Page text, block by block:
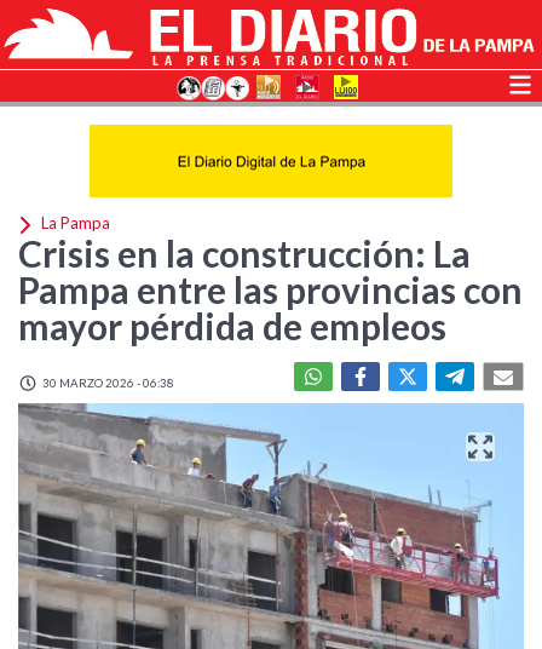
La Pampa
Crisis en la construcción: La
Pampa entre las provincias con
mayor pérdida de empleos
30 MARZO 2026 - 06:38